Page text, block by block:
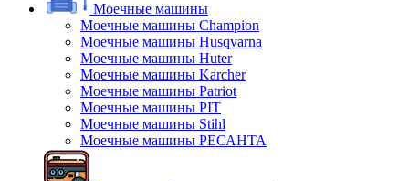
Моечные машины
Моечные машины Champion
Моечные машины Husqvarna
Моечные машины Huter
Моечные машины Karcher
Моечные машины Patriot
Моечные машины PIT
Моечные машины Stihl
Моечные машины РЕСАНТА